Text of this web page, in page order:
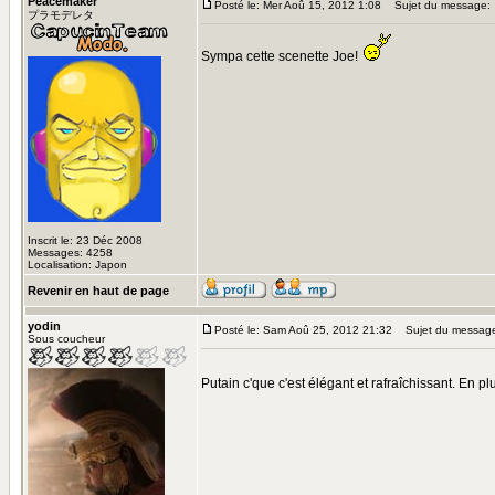
プラモデレタ
Inscrit le: 23 Déc 2008
Messages: 4258
Localisation: Japon
Posté le: Mer Aoû 15, 2012 1:08 Sujet du message:
Sympa cette scenette Joe!
Revenir en haut de page
yodin
Sous coucheur
Posté le: Sam Aoû 25, 2012 21:32 Sujet du
Putain c'que c'est élégant et rafraîchissant. En